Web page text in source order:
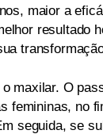
maior a
resultado
maxilar. O
femininas, no
seguida, se